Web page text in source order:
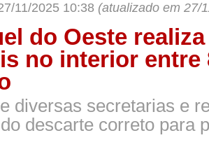
11/2025 10:38 (atualizado em 27/
do Oeste
no interior entre
diversas secretarias e
descarte correto para